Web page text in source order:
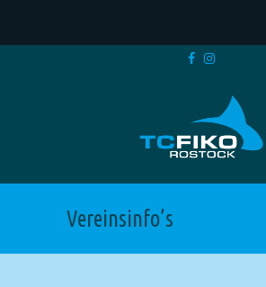
Vereinsinfo’s